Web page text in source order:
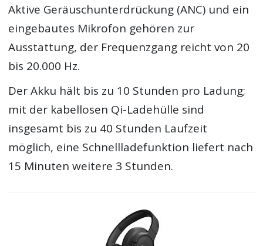
Aktive Geräuschunterdrückung (ANC) und ein
eingebautes Mikrofon gehören zur
Ausstattung, der Frequenzgang reicht von 20
bis 20.000 Hz.
Der Akku hält bis zu 10 Stunden pro Ladung;
mit der kabellosen Qi-Ladehülle sind
insgesamt bis zu 40 Stunden Laufzeit
möglich, eine Schnellladefunktion liefert nach
15 Minuten weitere 3 Stunden.